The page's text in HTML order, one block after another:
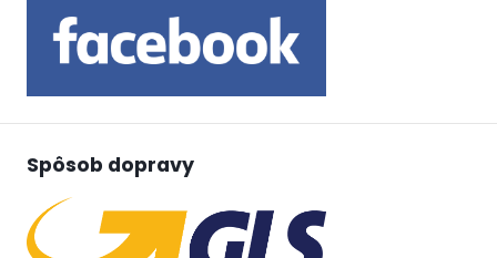
Spôsob dopravy